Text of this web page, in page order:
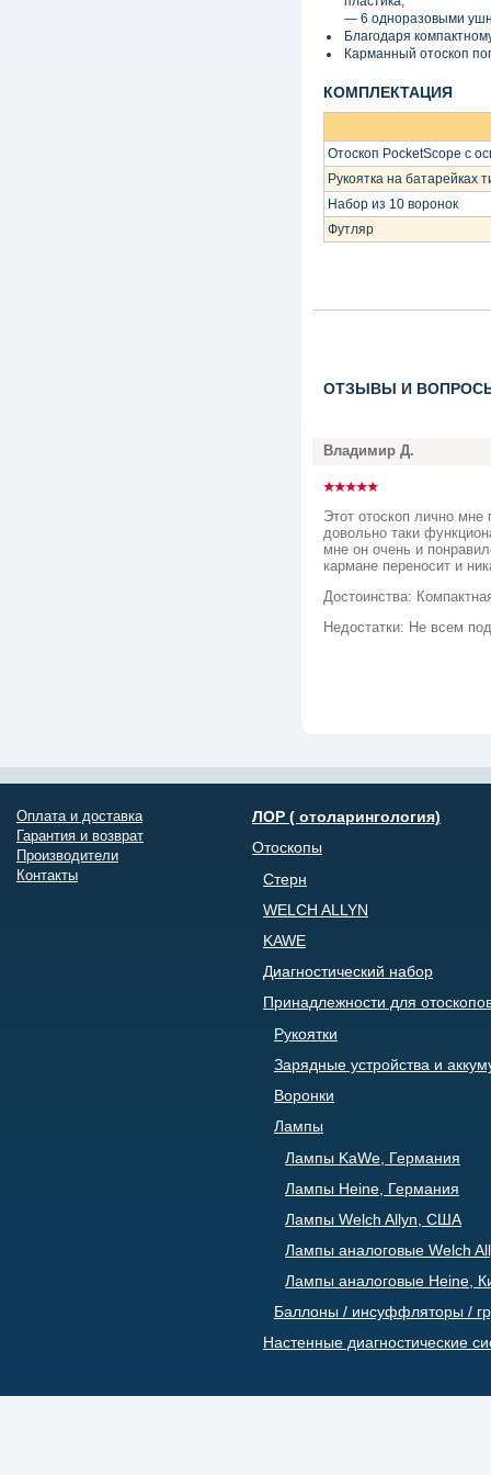
— 6 одноразовыми
Благодаря
Карманный отоскоп
КОМПЛЕКТАЦИЯ
Отоскоп PocketScope с
Рукоятка на батарейках
Набор из 10 воронок
Футляр
ОТЗЫВЫ И
Владимир Д.
Этот отоскоп лично
довольно таки
мне он очень и
кармане переносит и
Достоинства:
Недостатки: Не всем
Оплата и доставка
Гарантия и возврат
Производители
Контакты
ЛОР ( отоларингология)
Отоскопы
Стерн
WELCH ALLYN
KAWE
Диагностический набор
Принадлежности для
Рукоятки
Зарядные устройства и
Воронки
Лампы
Лампы KaWe, Германия
Лампы Heine, Германия
Лампы Welch Allyn, США
Лампы аналоговые Welch
Лампы аналоговые Heine,
Баллоны / инсуффляторы /
Настенные диагностические